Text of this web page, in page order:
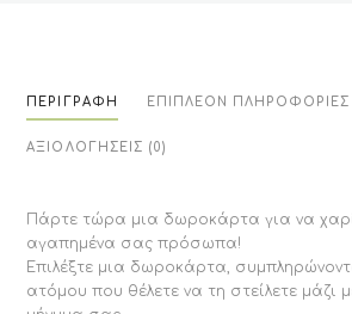
ΠΕΡΙΓΡΑΦΉ ΕΠΙΠΛΈΟΝ ΠΛΗΡΟΦΟΡΊΕΣ
ΑΞΙΟΛΟΓΉΣΕΙΣ (0)
Πάρτε τώρα μια δωροκάρτα για να
αγαπημένα σας πρόσωπα!
Επιλέξτε μια δωροκάρτα,
ατόμου που θέλετε να τη στείλετε μάζι